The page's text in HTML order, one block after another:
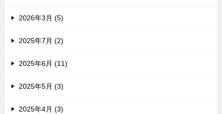
2026年3月 (5)
2025年7月 (2)
2025年6月 (11)
2025年5月 (3)
2025年4月 (3)